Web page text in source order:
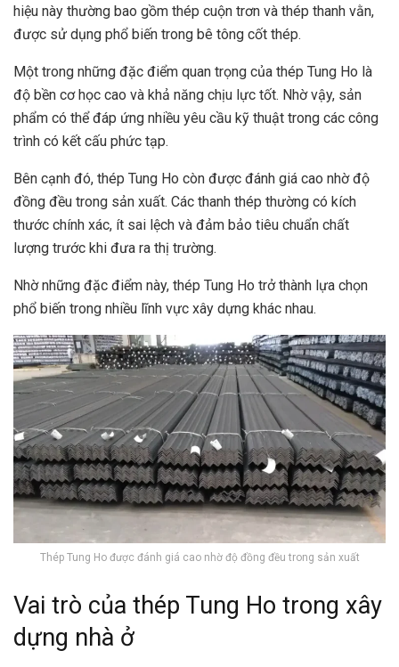
hiệu này thường bao gồm thép cuộn trơn và thép thanh vằn,
được sử dụng phổ biến trong bê tông cốt thép.
Một trong những đặc điểm quan trọng của thép Tung Ho là
độ bền cơ học cao và khả năng chịu lực tốt. Nhờ vậy, sản
phẩm có thể đáp ứng nhiều yêu cầu kỹ thuật trong các công
trình có kết cấu phức tạp.
Bên cạnh đó, thép Tung Ho còn được đánh giá cao nhờ độ
đồng đều trong sản xuất. Các thanh thép thường có kích
thước chính xác, ít sai lệch và đảm bảo tiêu chuẩn chất
lượng trước khi đưa ra thị trường.
Nhờ những đặc điểm này, thép Tung Ho trở thành lựa chọn
phổ biến trong nhiều lĩnh vực xây dựng khác nhau.
Thép Tung Ho được đánh giá cao nhờ độ đồng đều trong sản xuất
Vai trò của thép Tung Ho trong xây
dựng nhà ở